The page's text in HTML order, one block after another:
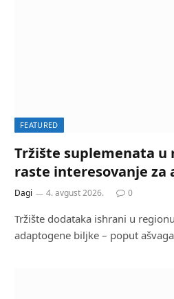
FEATURED
Tržište suplemenata u
raste interesovanje za
Dagi 4. avgust 2026. 0
Tržište dodataka ishrani u
adaptogene biljke – poput